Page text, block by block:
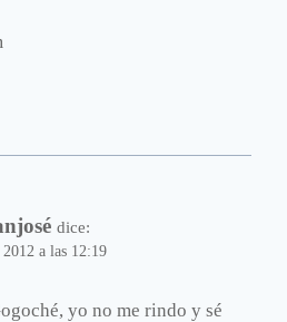
dice:
a las 12:19
yo no me rindo y sé